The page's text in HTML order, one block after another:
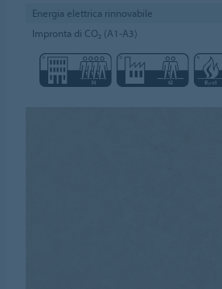
Energia elettrica rinnovabile
Impronta di CO₂ (A1-A3)